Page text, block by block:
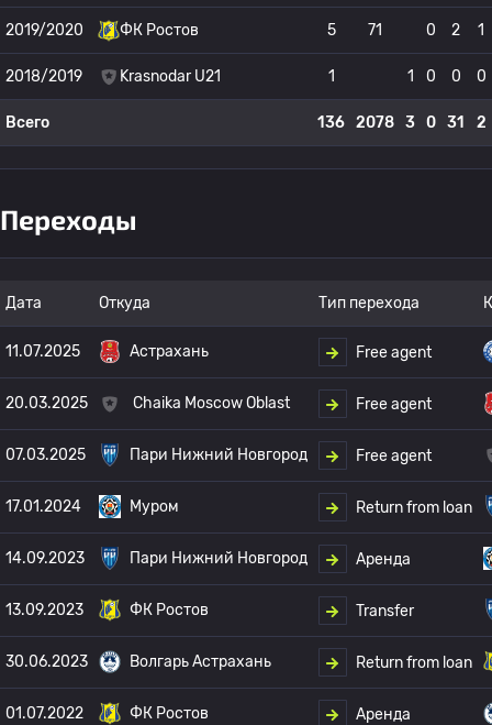
2019/2020 ФК Ростов 5 71 0 2 1
2018/2019 Krasnodar U21 1 1 0 0 0
Всего 136 2078 3 0 31 2
Переходы
Дата Откуда Тип перехода
11.07.2025 Астрахань Free agent
20.03.2025 Chaika Moscow Oblast Free agent
07.03.2025 Пари Нижний Новгород Free agent
17.01.2024 Муром Return from loan
14.09.2023 Пари Нижний Новгород Аренда
13.09.2023 ФК Ростов Transfer
30.06.2023 Волгарь Астрахань Return from loan
01.07.2022 ФК Ростов Аренда